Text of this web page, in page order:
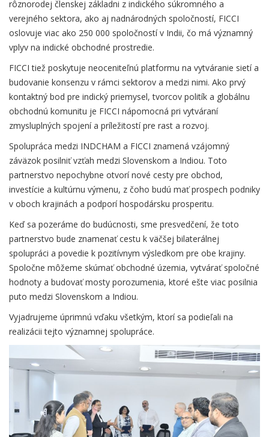
rôznorodej členskej základni z indického súkromného a
verejného sektora, ako aj nadnárodných spoločností, FICCI
oslovuje viac ako 250 000 spoločností v Indii, čo má významný
vplyv na indické obchodné prostredie.
FICCI tiež poskytuje neoceniteľnú platformu na vytváranie sietí a
budovanie konsenzu v rámci sektorov a medzi nimi. Ako prvý
kontaktný bod pre indický priemysel, tvorcov politík a globálnu
obchodnú komunitu je FICCI nápomocná pri vytváraní
zmysluplných spojení a príležitostí pre rast a rozvoj.
Spolupráca medzi INDCHAM a FICCI znamená vzájomný
záväzok posilniť vzťah medzi Slovenskom a Indiou. Toto
partnerstvo nepochybne otvorí nové cesty pre obchod,
investície a kultúrnu výmenu, z čoho budú mať prospech podniky
v oboch krajinách a podporí hospodársku prosperitu.
Keď sa pozeráme do budúcnosti, sme presvedčení, že toto
partnerstvo bude znamenať cestu k väčšej bilaterálnej
spolupráci a povedie k pozitívnym výsledkom pre obe krajiny.
Spoločne môžeme skúmať obchodné územia, vytvárať spoločné
hodnoty a budovať mosty porozumenia, ktoré ešte viac posilnia
puto medzi Slovenskom a Indiou.
Vyjadrujeme úprimnú vďaku všetkým, ktorí sa podieľali na
realizácii tejto významnej spolupráce.